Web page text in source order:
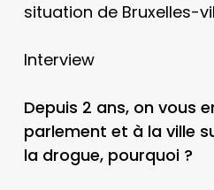
situation de Bruxelles-
Interview
Depuis 2 ans, on vous
parlement et à la ville
la drogue, pourquoi ?